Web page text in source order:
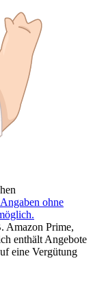
ohne
Amazon Prime,
enthält Angebote
eine Vergütung